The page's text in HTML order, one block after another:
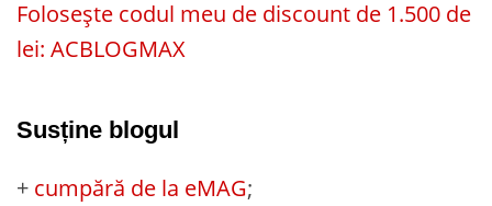
Folosește codul meu de discount de 1.500 de
lei: ACBLOGMAX
Susține blogul
+ cumpără de la eMAG;